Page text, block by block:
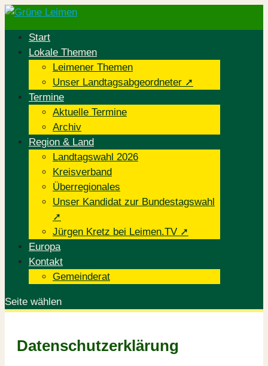
Start
Lokale Themen
Leimener Themen
Unser Landtags­abgeordneter ➚
Termine
Aktuelle Termine
Archiv
Region & Land
Landtagswahl 2026
Kreisverband
Überregionales
Unser Kandidat zur Bundestagswahl
➚
Jürgen Kretz bei Leimen.TV ➚
Europa
Kontakt
Gemeinderat
Seite wählen
Datenschutzerklärung